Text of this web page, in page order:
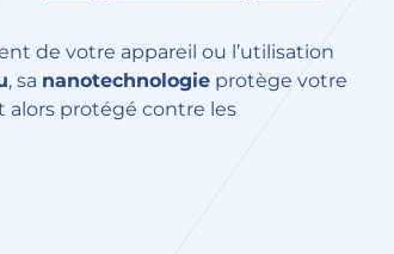
de votre appareil ou l’utilisation
, sa nanotechnologie protège votre
alors protégé contre les